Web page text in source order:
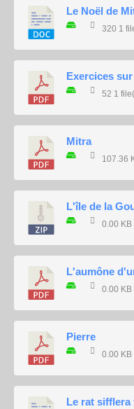
Le Noël de
320 1
Exercices
52 1
Mitra
107.36
L'île de la
0.00 KB
L'aumône
0.00 KB
Pierre
0.00 KB
Le rat